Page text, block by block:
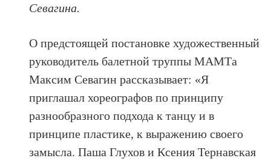
Севагина.
О предстоящей постановке художественный
руководитель балетной труппы МАМТа
Максим Севагин рассказывает: «Я
приглашал хореографов по принципу
разнообразного подхода к танцу и в
принципе пластике, к выражению своего
замысла. Паша Глухов и Ксения Тернавская